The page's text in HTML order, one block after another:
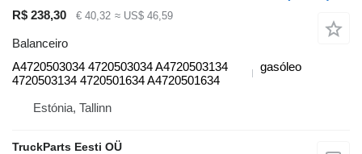
R$ 238,30 € 40,32 ≈ US$ 46,59
Balanceiro
A4720503034 4720503034 A4720503134
4720503134 4720501634 A4720501634
gasóleo
Estónia, Tallinn
TruckParts Eesti OÜ